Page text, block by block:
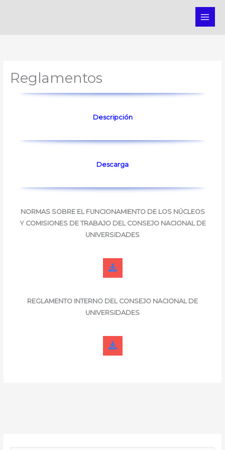
Reglamentos
Descripción
Descarga
NORMAS SOBRE EL FUNCIONAMIENTO DE LOS NÚCLEOS
Y COMISIONES DE TRABAJO DEL CONSEJO NACIONAL DE
UNIVERSIDADES
REGLAMENTO INTERNO DEL CONSEJO NACIONAL DE
UNIVERSIDADES